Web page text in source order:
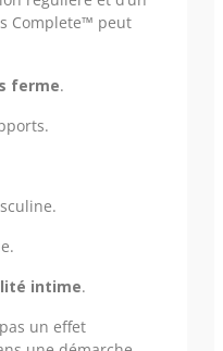
Complete™ peut
ferme.
intime.
un effet